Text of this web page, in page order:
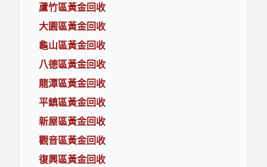
蘆竹區黃金回收
大園區黃金回收
龜山區黃金回收
八德區黃金回收
龍潭區黃金回收
平鎮區黃金回收
新屋區黃金回收
觀音區黃金回收
復興區黃金回收